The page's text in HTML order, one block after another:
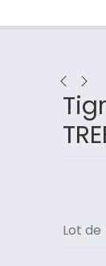
Lot de